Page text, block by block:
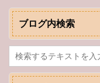
ブログ内検索